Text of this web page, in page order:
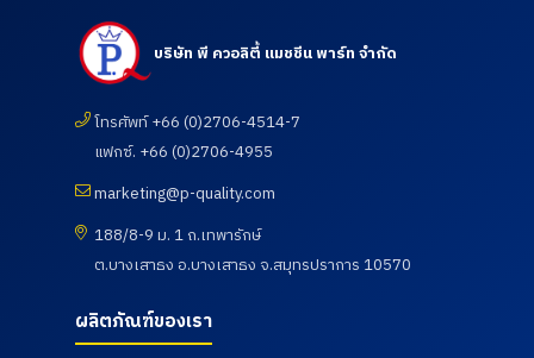
อุตสาหกรรมแห่ง
ประเทศไทยในการให้บริการ
โดยโรงพยาบาลเกษม
ราษฎร์ อินเตอร์เนชั่นแนล
ภาพ และเฝ้าระวังความ
เสี่ยงด้านสุขภาพจากการ
ทำงาน เมื่อวันที่ 18
กรกฎาคม 2569
โรงงาน และห้องปฏิบัติการ
บริษัท พี ควอลิตี้ แมชชีน พาร์ท จำกัด
โทรศัพท์ +66 (0)2706-4514-7
แฟกซ์. +66 (0)2706-4955
marketing@p-quality.com
188/8-9 ม. 1 ถ.เทพารักษ์
ต.บางเสาธง อ.บางเสาธง จ.สมุทรปราการ 10570
ผลิตภัณฑ์ของเรา